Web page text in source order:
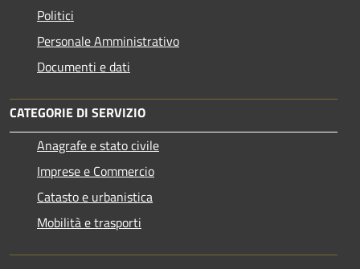
Politici
Personale Amministrativo
Documenti e dati
CATEGORIE DI SERVIZIO
Anagrafe e stato civile
Imprese e Commercio
Catasto e urbanistica
Mobilità e trasporti